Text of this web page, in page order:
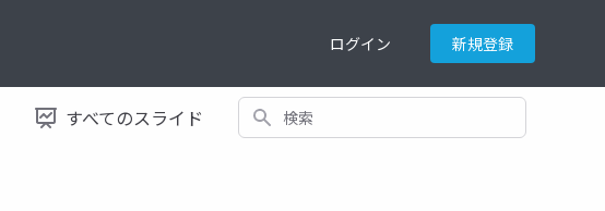
ログイン 新規登録
すべてのスライド 検索